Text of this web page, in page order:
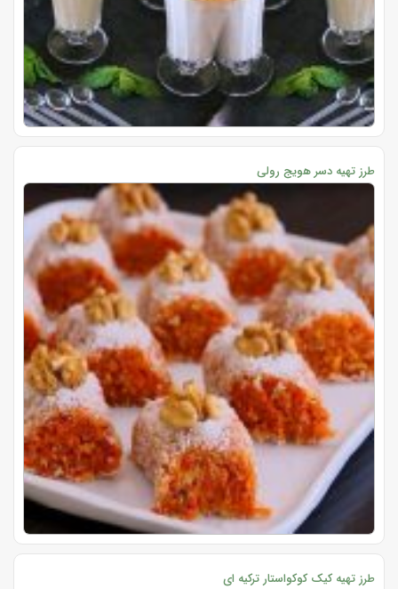
طرز تهیه دسر هویج رولی
طرز تهیه کیک کوکواستار ترکیه ای